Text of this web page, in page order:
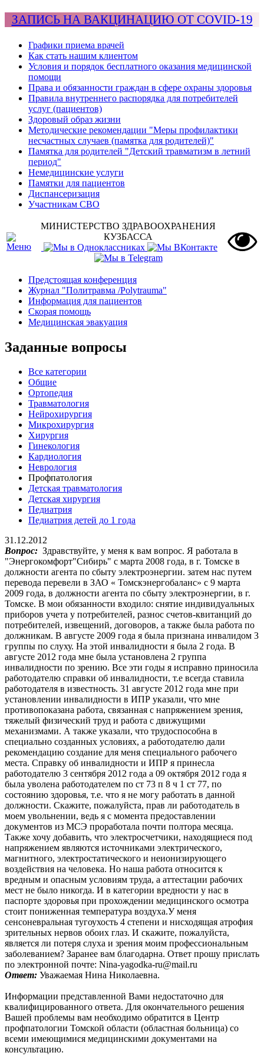
ЗАПИСЬ НА ВАКЦИНАЦИЮ ОТ COVID-19
Графики приема врачей
Как стать нашим клиентом
Условия и порядок бесплатного оказания медицинской
помощи
Права и обязанности граждан в сфере охраны здоровья
Правила внутреннего распорядка для потребителей
услуг (пациентов)
Здоровый образ жизни
Методические рекомендации "Меры профилактики
несчастных случаев (памятка для родителей)"
Памятка для родителей "Детский травматизм в летний
период"
Немедицинские услуги
Памятки для пациентов
Диспансеризация
Участникам СВО
МИНИСТЕРСТВО ЗДРАВООХРАНЕНИЯ
КУЗБАССА
Предстоящая конференция
Журнал "Политравма /Polytrauma"
Информация для пациентов
Скорая помощь
Медицинская эвакуация
Заданные вопросы
Все категории
Общие
Ортопедия
Травматология
Нейрохирургия
Микрохирургия
Хирургия
Гинекология
Кардиология
Неврология
Профпатология
Детская травматология
Детская хирургия
Педиатрия
Педиатрия детей до 1 года
31.12.2012
Вопрос: Здравствуйте, у меня к вам вопрос. Я работала в
"Энергокомфорт"Сибирь" с марта 2008 года, в г. Томске в
должности агента по сбыту электроэнергии. затем нас путем
перевода перевели в ЗАО « Томскэнергобаланс» с 9 марта
2009 года, в должности агента по сбыту электроэнергии, в г.
Томске. В мои обязанности входило: снятие индивидуальных
приборов учета у потребителей, разнос счетов-квитанций до
потребителей, извещений, договоров, а также была работа по
должникам. В августе 2009 года я была признана инвалидом 3
группы по слуху. На этой инвалидности я была 2 года. В
августе 2012 года мне была установлена 2 группа
инвалидности по зрению. Все эти годы я исправно приносила
работодателю справки об инвалидности, т.е всегда ставила
работодателя в известность. 31 августе 2012 года мне при
установлении инвалидности в ИПР указали, что мне
противопоказана работа, связанная с напряжением зрения,
тяжелый физический труд и работа с движущими
механизмами. А также указали, что трудоспособна в
специально созданных условиях, а работодателю дали
рекомендацию создание для меня специального рабочего
места. Справку об инвалидности и ИПР я принесла
работодателю 3 сентября 2012 года а 09 октября 2012 года я
была уволена работодателем по ст 73 п 8 ч 1 ст 77, по
состоянию здоровья, т.е. что я не могу работать в данной
должности. Скажите, пожалуйста, прав ли работодатель в
моем увольнении, ведь я с момента предоставлении
документов из МСЭ проработала почти полтора месяца.
Также хочу добавить, что электросчетчики, находящиеся под
напряжением являются источниками электрического,
магнитного, электростатического и неионизирующего
воздействия на человека. Но наша работа относится к
вредным и опасным условиям труда, а аттестации рабочих
мест не было никогда. И в категории вредности у нас в
паспорте здоровья при прохождении медицинского осмотра
стоит пониженная температура воздуха.У меня
сенсоневральная тугоухость 4 степени и нисходящая атрофия
зрительных нервов обоих глаз. И скажите, пожалуйста,
является ли потеря слуха и зрения моим профессиональным
заболеванием? Заранее вам благодарна. Ответ прошу прислать
по электронной почте: Nina-yagodka-ru@mail.ru
Ответ: Уважаемая Нина Николаевна.
Информации представленной Вами недостаточно для
квалифицированного ответа. Для окончательного решения
Вашей проблемы вам необходимо обратится в Центр
профпатологии Томской области (областная больница) со
всеми имеющимися медицинскими документами на
консультацию.